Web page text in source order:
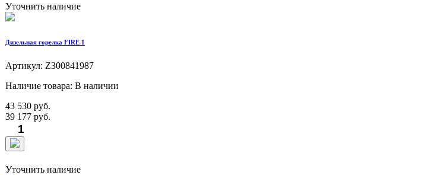
Уточнить наличие
Дизельная горелка FIRE 1
Артикул: Z300841987
Наличие товара: В наличии
43 530 руб.
39 177 руб.
Уточнить наличие